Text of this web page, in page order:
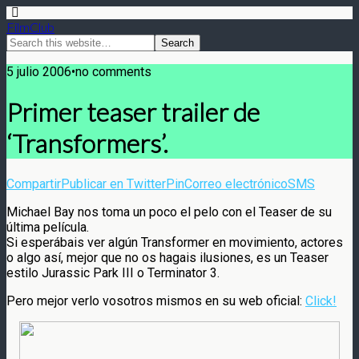
FilmClub
5 julio 2006•no comments
Primer teaser trailer de
‘Transformers’.
CompartirPublicar en TwitterPinCorreo electrónicoSMS
Michael Bay nos toma un poco el pelo con el Teaser de su
última película.
Si esperábais ver algún Transformer en movimiento, actores
o algo así, mejor que no os hagais ilusiones, es un Teaser
estilo Jurassic Park III o Terminator 3.
Pero mejor verlo vosotros mismos en su web oficial: Click!